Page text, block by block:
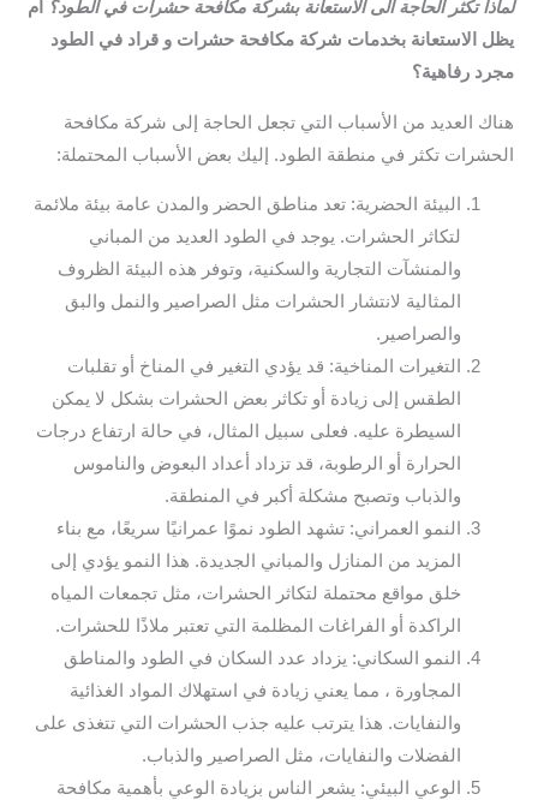
لماذا تكثر الحاجة الى الاستعانة بشركة مكافحة حشرات في الطود؟
ام
يظل الاستعانة بخدمات شركة مكافحة حشرات و قراد في الطود
مجرد رفاهية؟
هناك العديد من الأسباب التي تجعل الحاجة إلى شركة مكافحة
الحشرات تكثر في منطقة الطود. إليك بعض الأسباب المحتملة:
البيئة الحضرية: تعد مناطق الحضر والمدن عامة بيئة ملائمة
لتكاثر الحشرات. يوجد في الطود العديد من المباني
والمنشآت التجارية والسكنية، وتوفر هذه البيئة الظروف
المثالية لانتشار الحشرات مثل الصراصير والنمل والبق
والصراصير.
التغيرات المناخية: قد يؤدي التغير في المناخ أو تقلبات
الطقس إلى زيادة أو تكاثر بعض الحشرات بشكل لا يمكن
السيطرة عليه. فعلى سبيل المثال، في حالة ارتفاع درجات
الحرارة أو الرطوبة، قد تزداد أعداد البعوض والناموس
والذباب وتصبح مشكلة أكبر في المنطقة.
النمو العمراني: تشهد الطود نموًا عمرانيًا سريعًا، مع بناء
المزيد من المنازل والمباني الجديدة. هذا النمو يؤدي إلى
خلق مواقع محتملة لتكاثر الحشرات، مثل تجمعات المياه
الراكدة أو الفراغات المظلمة التي تعتبر ملاذًا للحشرات.
النمو السكاني: يزداد عدد السكان في الطود والمناطق
المجاورة ، مما يعني زيادة في استهلاك المواد الغذائية
والنفايات. هذا يترتب عليه جذب الحشرات التي تتغذى على
الفضلات والنفايات، مثل الصراصير والذباب.
الوعي البيئي: يشعر الناس بزيادة الوعي بأهمية مكافحة